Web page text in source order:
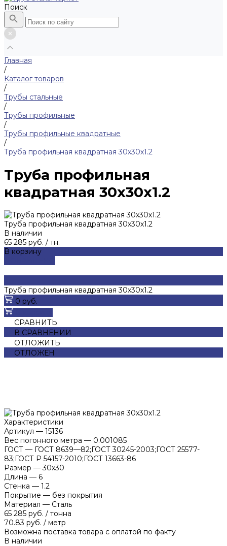
Поиск
Главная
/
Каталог товаров
/
Трубы стальные
/
Трубы профильные
/
Трубы профильные квадратные
/
Труба профильная квадратная 30х30х1.2
Труба профильная
квадратная 30х30х1.2
Труба профильная квадратная 30х30х1.2
В наличии
65 285 руб. / тн.
В корзину
Труба профильная квадратная 30х30х1.2
0 руб.
СРАВНИТЬ
В СРАВНЕНИИ
ОТЛОЖИТЬ
ОТЛОЖЕН
Характеристики
Артикул — 15136
Вес погонного метра — 0.001085
ГОСТ — ГОСТ 8639—82;ГОСТ 30245-2003;ГОСТ 25577-
83;ГОСТ Р 54157-2010;ГОСТ 13663-86
Размер — 30х30
Длина — 6
Стенка — 1.2
Покрытие — без покрытия
Материал — Сталь
65 285 руб. / тонна
70.83 руб. / метр
Возможна поставка товара с оплатой по факту
В наличии